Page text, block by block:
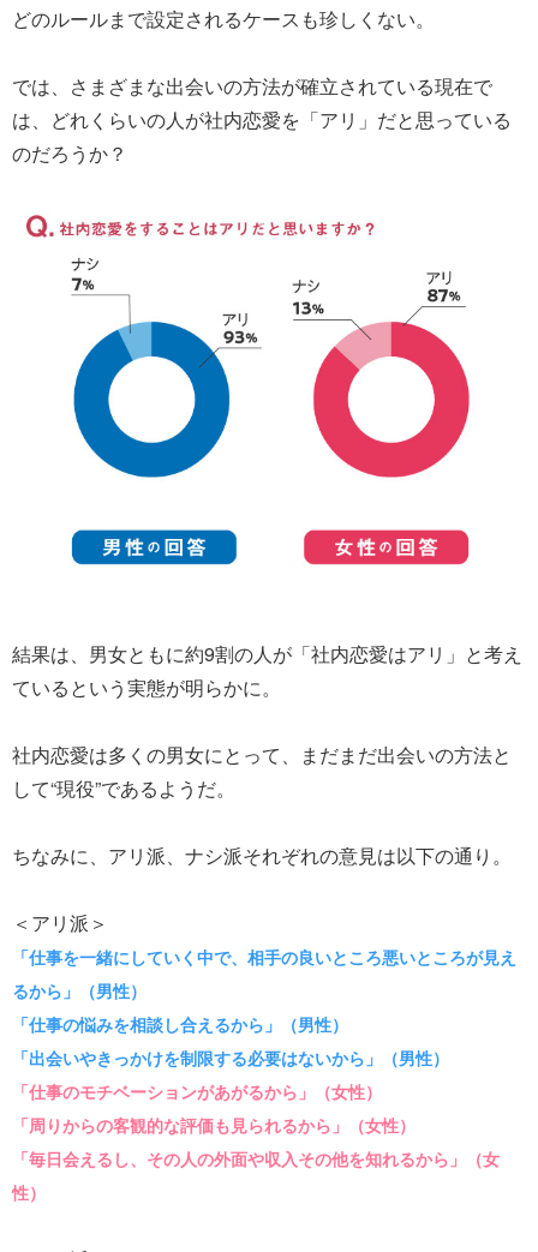
どのルールまで設定されるケースも珍しくない。
では、さまざまな出会いの方法が確立されている現在で
は、どれくらいの人が社内恋愛を「アリ」だと思っている
のだろうか？
結果は、男女ともに約9割の人が「社内恋愛はアリ」と考え
ているという実態が明らかに。
社内恋愛は多くの男女にとって、まだまだ出会いの方法と
して“現役”であるようだ。
ちなみに、アリ派、ナシ派それぞれの意見は以下の通り。
＜アリ派＞
「仕事を一緒にしていく中で、相手の良いところ悪いところが見え
るから」（男性）
「仕事の悩みを相談し合えるから」（男性）
「出会いやきっかけを制限する必要はないから」（男性）
「仕事のモチベーションがあがるから」（女性）
「周りからの客観的な評価も見られるから」（女性）
「毎日会えるし、その人の外面や収入その他を知れるから」（女
性）